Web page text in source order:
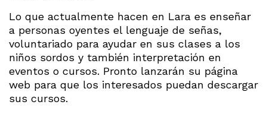
Lo que actualmente hacen en Lara es enseñar
a personas oyentes el lenguaje de señas,
voluntariado para ayudar en sus clases a los
niños sordos y también interpretación en
eventos o cursos. Pronto lanzarán su página
web para que los interesados puedan descargar
sus cursos.